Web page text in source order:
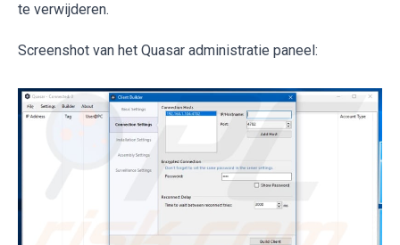
te verwijderen.
Screenshot van het Quasar administratie paneel: